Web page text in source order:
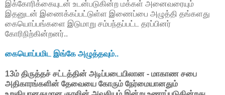
இக்கோரிக்கையுடன் உடன்படுகின்ற மக்கள் அனைவரையும்
இதனுடன் இணைக்கப்பட்டுள்ள இணைப்பை அழுத்தி தங்களது
கையொப்பங்களை இடுமாறு சம்பந்தப்பட்ட தரப்பினர்
கோரிநிற்கின்றனர்..
கையொப்பமிட இங்கே அழுத்தவும்..
13ம் திருத்தச் சட்டத்தின் அடிப்படையிலான - மாகாண சபை
அதிகாரங்களின் தேவையை கோரும் நேர்மையானதும்